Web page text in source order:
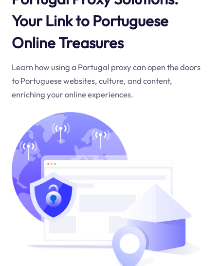
Your Link to Portuguese
Online Treasures
Learn how using a Portugal proxy can open the doors
to Portuguese websites, culture, and content,
enriching your online experiences.